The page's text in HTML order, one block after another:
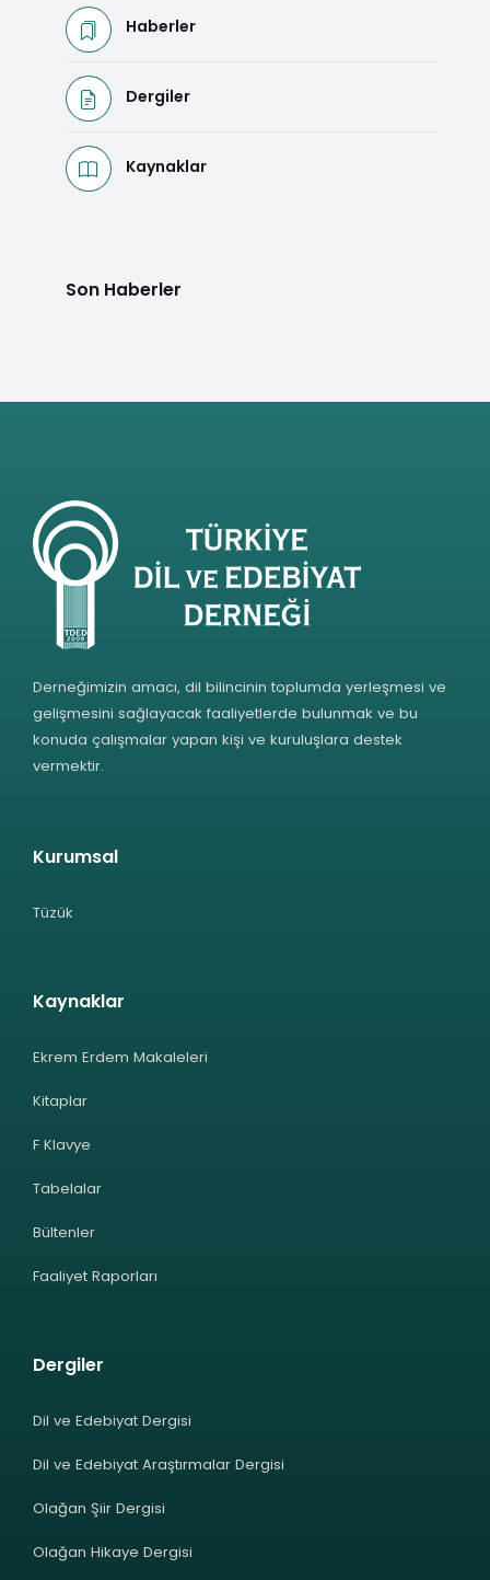
Haberler
Dergiler
Kaynaklar
Son Haberler
Derneğimizin amacı, dil bilincinin toplumda yerleşmesi ve
gelişmesini sağlayacak faaliyetlerde bulunmak ve bu
konuda çalışmalar yapan kişi ve kuruluşlara destek
vermektir.
Kurumsal
Tüzük
Kaynaklar
Ekrem Erdem Makaleleri
Kitaplar
F Klavye
Tabelalar
Bültenler
Faaliyet Raporları
Dergiler
Dil ve Edebiyat Dergisi
Dil ve Edebiyat Araştırmalar Dergisi
Olağan Şiir Dergisi
Olağan Hikaye Dergisi